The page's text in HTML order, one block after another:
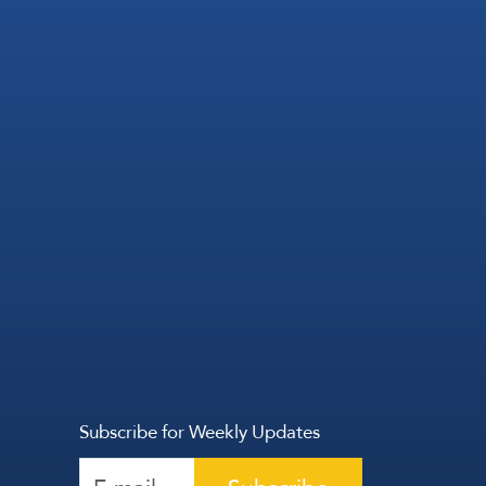
Subscribe for Weekly Updates